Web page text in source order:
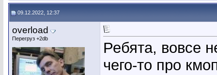
09.12.2022, 12:37
overload
Перегруз +2db
Ребята, вовсе
чего-то про